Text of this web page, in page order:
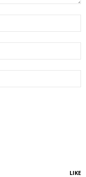
LIKE